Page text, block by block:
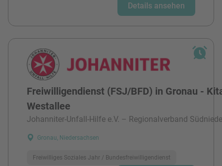
Details ansehen
Freiwilligendienst (FSJ/BFD) in Gronau -
Westallee
Johanniter-Unfall-Hilfe e.V. – Regionalverband
Gronau, Niedersachsen
Freiwilliges Soziales Jahr / Bundesfreiwilligendienst